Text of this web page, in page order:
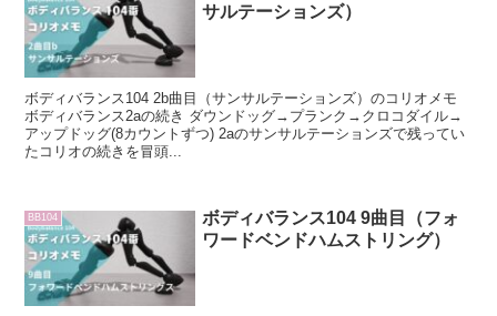
サルテーションズ）
ボディバランス104 2b曲目（サンサルテーションズ）のコリオメモ
ボディバランス2aの続き ダウンドッグ→プランク→クロコダイル→
アップドッグ(8カウントずつ) 2aのサンサルテーションズで残ってい
たコリオの続きを冒頭...
BB104
ボディバランス104 9曲目（フォ
ワードベンドハムストリング）